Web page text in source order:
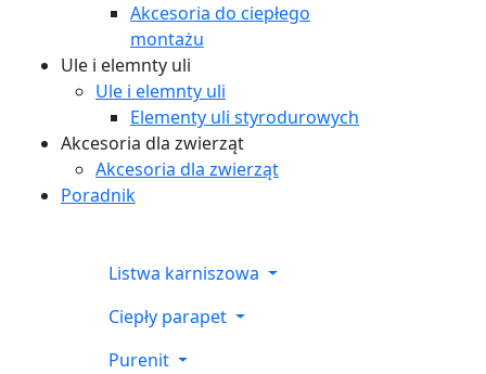
Akcesoria do ciepłego
montażu
Ule i elemnty uli
Ule i elemnty uli
Elementy uli styrodurowych
Akcesoria dla zwierząt
Akcesoria dla zwierząt
Poradnik
Listwa karniszowa
Ciepły parapet
Purenit